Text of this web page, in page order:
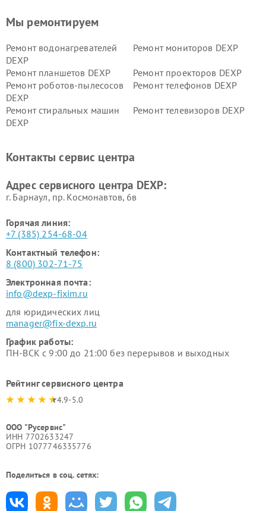
Мы ремонтируем
Ремонт водонагревателей
DEXP
Ремонт мониторов DEXP
Ремонт планшетов DEXP
Ремонт проекторов DEXP
Ремонт роботов-пылесосов
DEXP
Ремонт телефонов DEXP
Ремонт стиральных машин
DEXP
Ремонт телевизоров DEXP
Ремонт серверов DEXP
Ремонт мини пк DEXP
Контакты сервис центра
Адрес сервисного центра DEXP:
г. Барнаул, ​пр. Космонавтов, 6в
Горячая линия:
+7 (385) 254-68-04
Контактный телефон:
8 (800) 302-71-75
Электронная почта:
info@dexp-fixim.ru
для юридических лиц
manager@fix-dexp.ru
График работы:
ПН-ВСК с 9:00 до 21:00 без перерывов и выходных
Рейтинг сервисного центра
4.9-5.0
ООО "Русервис"
ИНН 7702633247
ОГРН 1077746335776
Поделиться в соц. сетях: